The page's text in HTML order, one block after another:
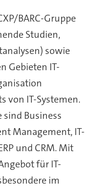
BARC-Gruppe
Studien,
sowie
Gebieten IT-
von IT-Systemen.
Business
Management, IT-
und CRM. Mit
für IT-
im